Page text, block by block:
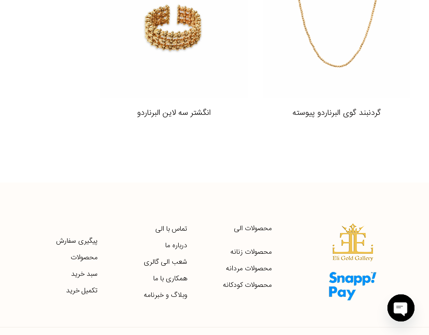
گردنبند گوی البرناردو پیوسته انگشتر سه لاین البرناردو
محصولات الی
محصولات زنانه
محصولات مردانه
محصولات کودکانه
تماس با الی
درباره ما
شعب الی گالری
همکاری با ما
وبلاگ و خبرنامه
پیگیری سفارش
محصولات
سبد خرید
تکمیل خرید